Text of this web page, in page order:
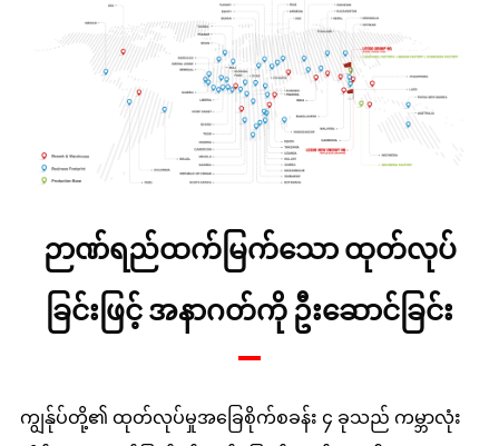
ဉာဏ်ရည်ထက်မြက်သော ထုတ်လုပ်
ခြင်းဖြင့် အနာဂတ်ကို ဦးဆောင်ခြင်း
ကျွန်ုပ်တို့၏ ထုတ်လုပ်မှုအခြေစိုက်စခန်း ၄ ခုသည် ကမ္ဘာလုံး